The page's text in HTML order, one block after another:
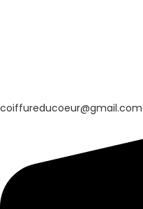
coiffureducoeur@gmail.com